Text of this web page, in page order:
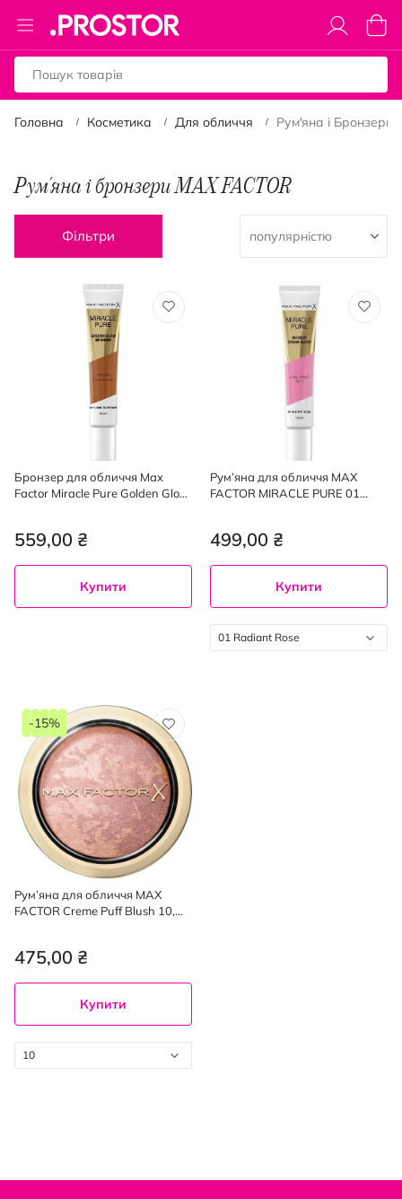
Toggle
Nav
Кошик
Головна Косметика Для обличчя Рум'яна і Бронзери
Рум'яна і бронзери MAX FACTOR
Фільтри
Бронзер для обличчя Max
Factor Miracle Pure Golden Glow
559,00 ₴
Купити
Рум’яна для обличчя MAX
FACTOR MIRACLE PURE 01
499,00 ₴
Купити
01 Radiant Rose
Рум’яна для обличчя MAX
FACTOR Creme Puff Blush 10,
475,00 ₴
-15%
Купити
10